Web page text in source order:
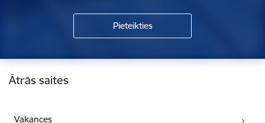
Kājene
Ātrās saites
Vakances